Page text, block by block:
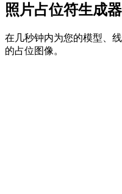
照片占位符生成器
在几秒钟内为您的模型、
的占位图像。